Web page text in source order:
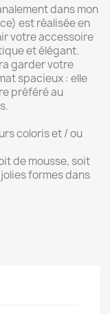
dans mon
est réalisée en
votre accessoire
et élégant.
garder votre
spacieux : elle
préféré au
coloris et / ou
de mousse, soit
formes dans